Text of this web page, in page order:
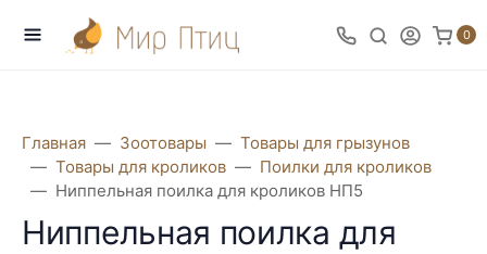
0
Главная Зоотовары
Товары для грызунов
Товары для кроликов
Поилки для кроликов
Ниппельная поилка для кроликов НП5
Ниппельная поилка для